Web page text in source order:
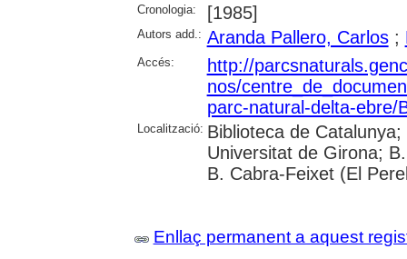
Cronologia: [1985]
Autors add.: Aranda Pallero, Carlos;
Accés:
http://
nos/
parc-natural-delta-ebre/
Localització: Biblioteca de
Universitat de Girona;
B. Cabra-Feixet (El
Enllaç permanent a aquest